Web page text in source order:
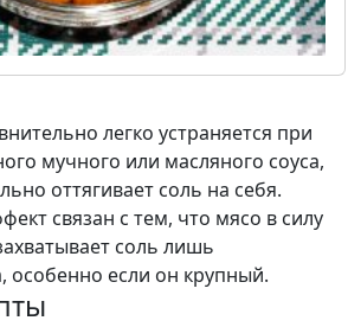
легко устраняется при
мучного или масляного соуса,
оттягивает соль на себя.
связан с тем, что мясо в силу
соль лишь
особенно если он крупный.